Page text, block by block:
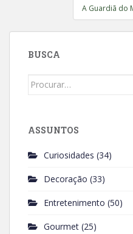
A Guardiã do
BUSCA
Search
ASSUNTOS
Curiosidades (34)
Decoração (33)
Entretenimento (50)
Gourmet (25)